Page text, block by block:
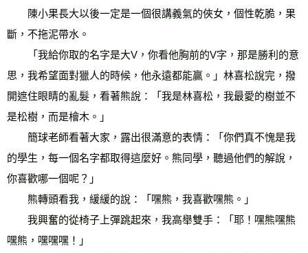
陳小果長大以後一定是一個很講義氣的俠女，個性乾脆，果
斷，不拖泥帶水。
「我給你取的名字是大V，你看他胸前的V字，那是勝利的意
思，我希望面對獵人的時候，他永遠都能贏。」林喜松說完，撥
開遮住眼睛的亂髮，看著熊說：「我是林喜松，我最愛的樹並不
是松樹，而是檜木。」
簡球老師看著大家，露出很滿意的表情：「你們真不愧是我
的學生，每一個名字都取得這麼好。熊同學，聽過他們的解說，
你喜歡哪一個呢？」
熊轉頭看我，緩緩的說：「嘿熊，我喜歡嘿熊。」
我興奮的從椅子上彈跳起來，我高舉雙手：「耶！嘿熊嘿熊
嘿熊，嘿嘿嘿！」